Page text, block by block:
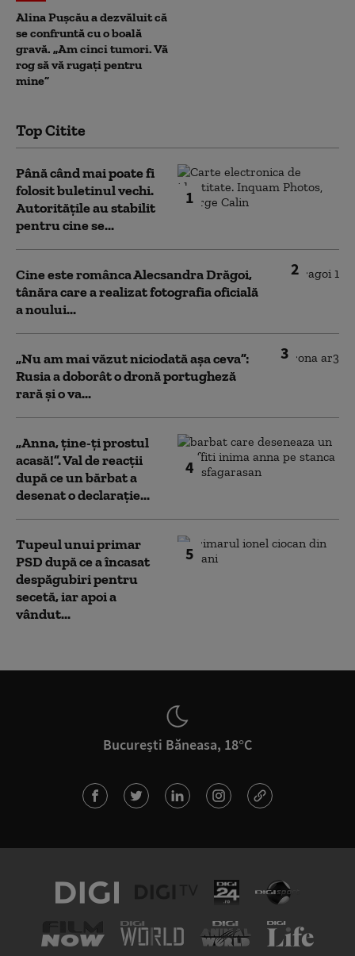
Alina Pușcău a dezvăluit că
se confruntă cu o boală
gravă. „Am cinci tumori. Vă
rog să vă rugați pentru
mine”
Top Citite
1
Până când mai poate fi
folosit buletinul vechi.
Autoritățile au stabilit
pentru cine se...
2
Cine este românca Alecsandra Drăgoi,
tânăra care a realizat fotografia oficială
a noului...
3
„Nu am mai văzut niciodată așa ceva”:
Rusia a doborât o dronă portugheză
rară și o va...
4
„Anna, ţine-ţi prostul
acasă!”. Val de reacții
după ce un bărbat a
desenat o declarație...
5
Tupeul unui primar
PSD după ce a încasat
despăgubiri pentru
secetă, iar apoi a
vândut...
București Băneasa, 18°C